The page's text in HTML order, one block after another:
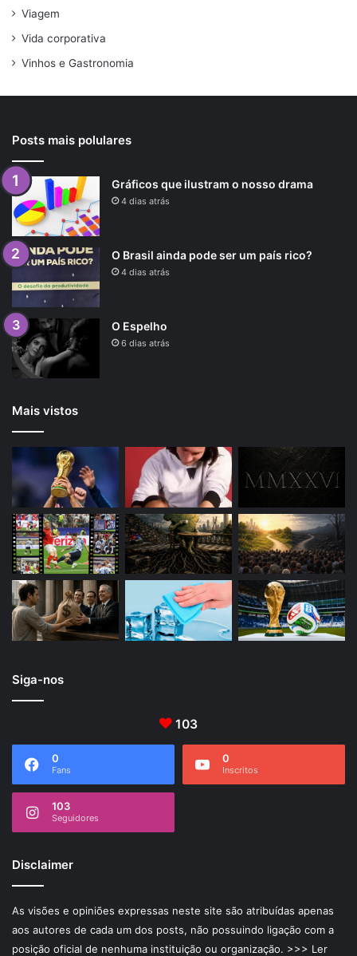
Viagem
Vida corporativa
Vinhos e Gastronomia
Posts mais polulares
Gráficos que ilustram o nosso drama
4 dias atrás
O Brasil ainda pode ser um país rico?
4 dias atrás
O Espelho
6 dias atrás
Mais vistos
Siga-nos
103
0
Fans
0
Inscritos
103
Seguidores
Disclaimer
As visões e opiniões expressas neste site são atribuídas apenas
aos autores de cada um dos posts, não possuindo ligação com a
posição oficial de nenhuma instituição ou organização. >>> Ler